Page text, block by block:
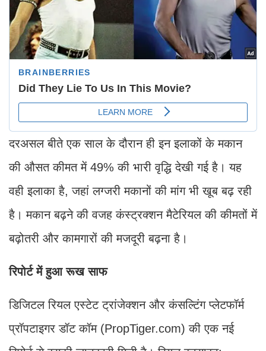
दरअसल बीते एक साल के दौरान ही इन इलाकों के मकान
की औसत कीमत में 49% की भारी वृद्धि देखी गई है। यह
वही इलाका है, जहां लग्जरी मकानों की मांग भी खूब बढ़ रही
है। मकान बढ़ने की वजह कंस्ट्रक्शन मैटेरियल की कीमतों में
बढ़ोतरी और कामगारों की मजदूरी बढ़ना है।
रिपोर्ट में हुआ रूख साफ
डिजिटल रियल एस्टेट ट्रांजेक्शन और कंसल्टिंग प्लेटफॉर्म
प्रॉपटाइगर डॉट कॉम (PropTiger.com) की एक नई